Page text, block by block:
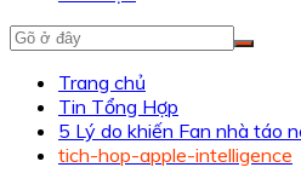
Trang chủ
Tin Tổng Hợp
5 Lý do khiến Fan nhà táo
tich-hop-apple-intelligence